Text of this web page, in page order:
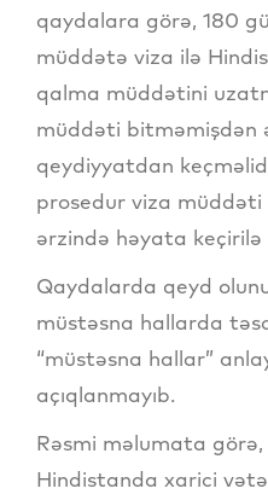
qaydalara görə, 180
müddətə viza ilə
qalma müddətini
müddəti bitməmişdən
qeydiyyatdan
prosedur viza
ərzində həyata keçirilə
Qaydalarda qeyd
müstəsna hallarda
“müstəsna hallar”
açıqlanmayıb.
Rəsmi məlumata
Hindistanda xarici